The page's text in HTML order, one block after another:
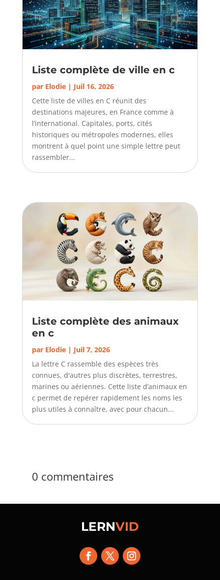
Liste complète de ville en c
par Elodie| Juil 16, 2026
Cette liste de villes en C réunit des
destinations majeures, en France comme à
l’international. Capitales, ports, cités
historiques ou métropoles modernes, elles
montrent à quel point une simple lettre peut
rassembler...
Liste complète des animaux
en c
par Elodie| Juil 7, 2026
La lettre C rassemble des espèces très
connues, d'autres plus discrètes, terrestres,
marines ou aériennes. Cette liste d’animaux en
c permet de repérer rapidement les noms les
plus utiles à connaître, avec pour chacun...
0 commentaires
LERNVID